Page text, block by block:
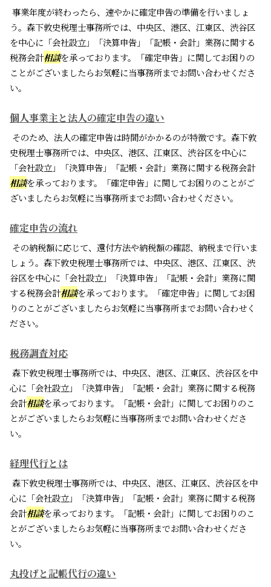
事業年度が終わったら、速やかに確定申告の準備を行いましょ
う。森下敦史税理士事務所では、中央区、港区、江東区、渋谷区
を中心に「会社設立」「決算申告」「記帳・会計」業務に関する
税務会計相談を承っております。「確定申告」に関してお困りの
ことがございましたらお気軽に当事務所までお問い合わせくださ
い。
個人事業主と法人の確定申告の違い
そのため、法人の確定申告は時間がかかるのが特徴です。森下敦
史税理士事務所では、中央区、港区、江東区、渋谷区を中心に
「会社設立」「決算申告」「記帳・会計」業務に関する税務会計
相談を承っております。「確定申告」に関してお困りのことがご
ざいましたらお気軽に当事務所までお問い合わせください。
確定申告の流れ
その納税額に応じて、還付方法や納税額の確認、納税まで行いま
しょう。森下敦史税理士事務所では、中央区、港区、江東区、渋
谷区を中心に「会社設立」「決算申告」「記帳・会計」業務に関
する税務会計相談を承っております。「確定申告」に関してお困
りのことがございましたらお気軽に当事務所までお問い合わせく
ださい。
税務調査対応
森下敦史税理士事務所では、中央区、港区、江東区、渋谷区を中
心に「会社設立」「決算申告」「記帳・会計」業務に関する税務
会計相談を承っております。「記帳・会計」に関してお困りのこ
とがございましたらお気軽に当事務所までお問い合わせくださ
い。
経理代行とは
森下敦史税理士事務所では、中央区、港区、江東区、渋谷区を中
心に「会社設立」「決算申告」「記帳・会計」業務に関する税務
会計相談を承っております。「記帳・会計」に関してお困りのこ
とがございましたらお気軽に当事務所までお問い合わせくださ
い。
丸投げと記帳代行の違い